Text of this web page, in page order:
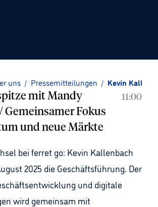
uns / Pressemitteilungen / Kevin
mit Mandy
Gemeinsamer Fokus
und neue Märkte
11:00
bei ferret go: Kevin Kallenbach
2025 die Geschäftsführung. Der
und digitale
wird gemeinsam mit